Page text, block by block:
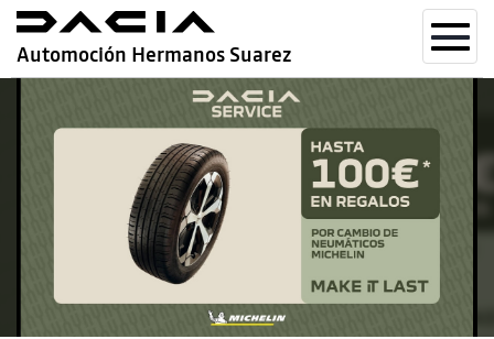
Automoción Hermanos Suarez